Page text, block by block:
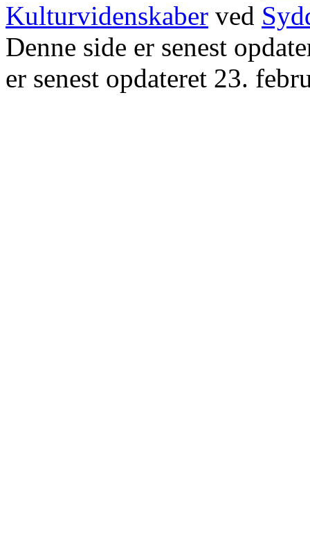
Kulturvidenskaber ved
Denne side er senest
er senest opdateret 23.